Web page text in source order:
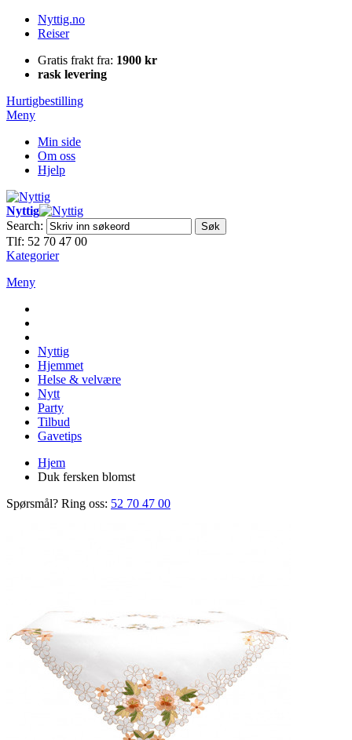
Nyttig.no
Reiser
Gratis frakt fra: 1900 kr
rask levering
Hurtigbestilling
Meny
Min side
Om oss
Hjelp
Nyttig
Search:
Søk
Tlf: 52 70 47 00
Kategorier
Meny
Nyttig
Hjemmet
Helse & velvære
Nytt
Party
Tilbud
Gavetips
Hjem
Duk fersken blomst
Spørsmål? Ring oss: 52 70 47 00